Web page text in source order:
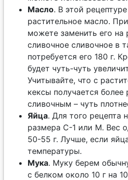
Масло. В этой
растительное масло.
можете заменить его на
сливочное сливочное в
потребуется его 180 г.
будет чуть-чуть
Учитывайте, что с
кексы получается
сливочным – чуть
Яйца. Для того рецепта
размера С-1 или М. Вес
50-55 г. Лучше, если
температуры.
Мука. Муку берем
с белком около 10 г на